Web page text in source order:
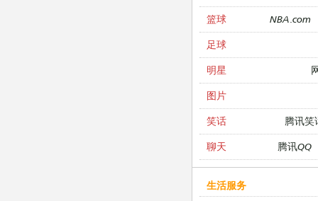
篮球 NBA.com
足球
明星
图片
笑话 腾讯笑
聊天 腾讯QQ
生活服务